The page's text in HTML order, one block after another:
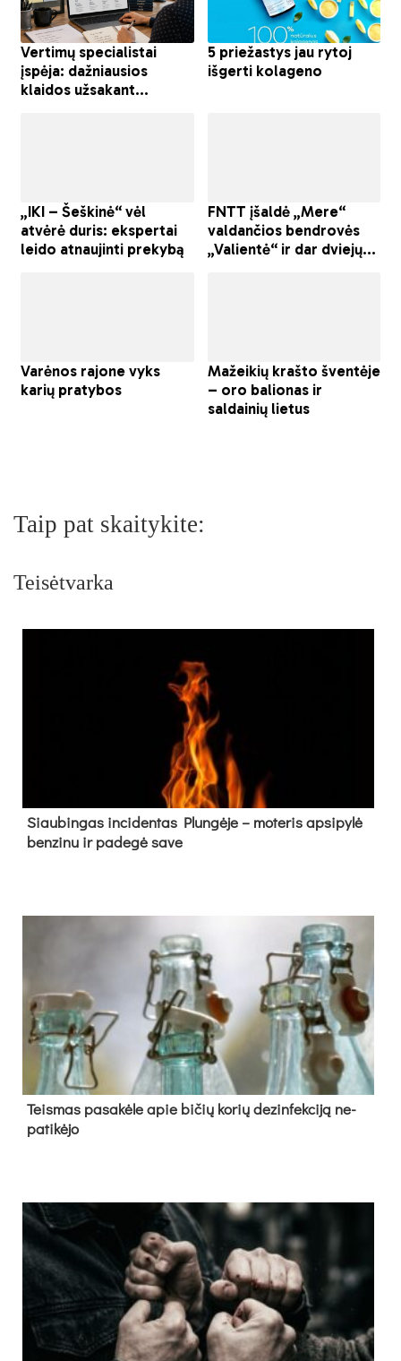
Taip pat skaitykite:
Teisėtvarka
Siau­bin­gas in­ci­den­tas Plun­gė­je – mo­te­ris ap­si­py­lė
ben­zi­nu ir pa­de­gė sa­ve
Teis­mas pa­sa­kė­le apie bi­čių ko­rių de­zin­fek­ci­ją ne­
pa­ti­kė­jo